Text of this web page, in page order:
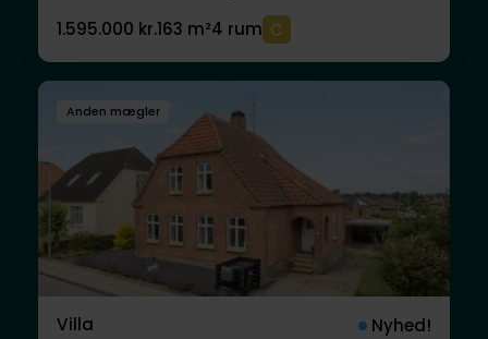
1.595.000 kr.163 m²4 rum
Anden mægler
Villa Nyhed!